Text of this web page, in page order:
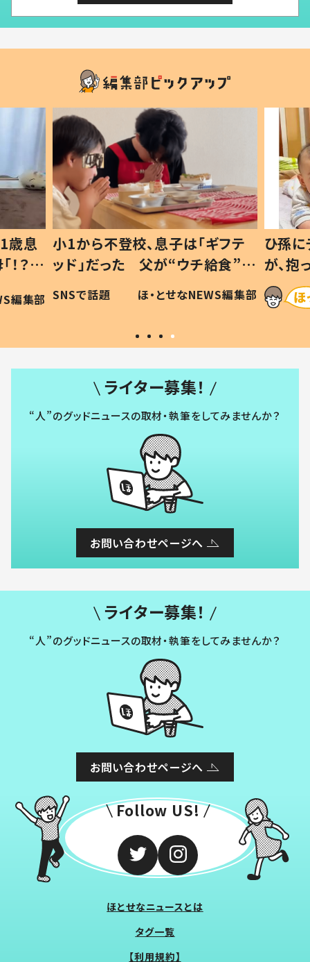
歳息
？」
編集部
小1から不登校、息子は「ギフテ
ッド」だった 父が“ウチ給食”を
作り続ける理由とは #令和の親
#令和の子
SNSで話題 ほ・とせなNEWS編集部
ひ孫
が、
「涙が
い」
ライター募集！
“人”のグッドニュースの取材・執筆をしてみませんか？
お問い合わせページへ
ライター募集！
“人”のグッドニュースの取材・執筆をしてみませんか？
お問い合わせページへ
Follow US!
ほとせなニュースとは
タグ一覧
【利用規約】